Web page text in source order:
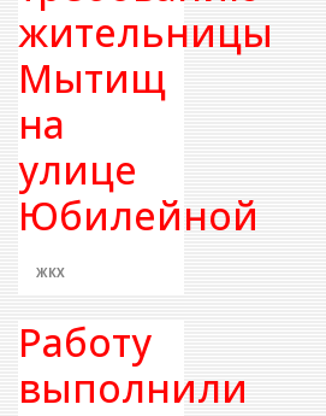
жительницы
Мытищ
на
улице
Юбилейной
ЖКХ
Работу
выполнили